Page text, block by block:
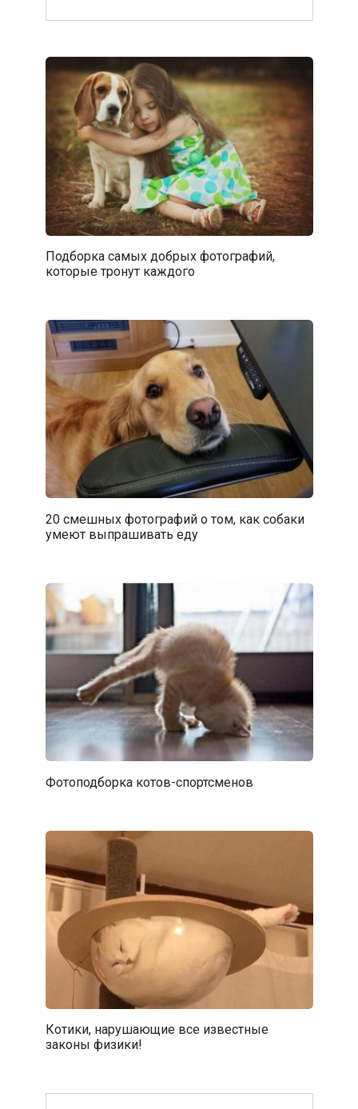
Подборка самых добрых фотографий,
которые тронут каждого
20 смешных фотографий о том, как собаки
умеют выпрашивать еду
Фотоподборка котов-спортсменов
Котики, нарушающие все известные
законы физики!